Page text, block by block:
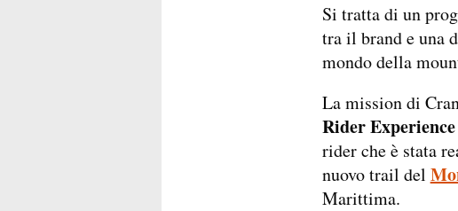
Si tratta di un
tra il brand e una
mondo della
La mission di
Rider Experience
rider che è stata
nuovo trail del
Marittima.